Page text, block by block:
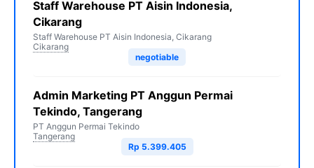
Staff Warehouse PT Aisin Indonesia,
Cikarang
Staff Warehouse PT Aisin Indonesia, Cikarang
Cikarang
negotiable
Admin Marketing PT Anggun Permai
Tekindo, Tangerang
PT Anggun Permai Tekindo
Tangerang
Rp 5.399.405